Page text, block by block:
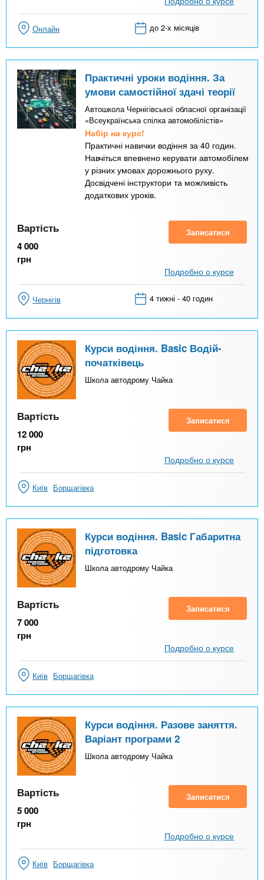
Онлайн до 2-х місяців
Практичні уроки водіння. За
умови самостійної здачі теорії
Автошкола Чернігівської обласної організації
«Всеукраїнська спілка автомобілістів»
Набір на курс!
Практичні навички водіння за 40 годин.
Навчіться впевнено керувати автомобілем
у різних умовах дорожнього руху.
Досвідчені інструктори та можливість
додаткових уроків.
Вартість
4 000
грн
Записатися
Подробно о курсе
Чернігів 4 тижні - 40 годин
Курси водіння. Basic Водій-
початківець
Школа автодрому Чайка
Вартість
12 000
грн
Записатися
Подробно о курсе
Київ Борщагівка
Курси водіння. Basic Габаритна
підготовка
Школа автодрому Чайка
Вартість
7 000
грн
Записатися
Подробно о курсе
Київ Борщагівка
Курси водіння. Разове заняття.
Варіант програми 2
Школа автодрому Чайка
Вартість
5 000
грн
Записатися
Подробно о курсе
Київ Борщагівка